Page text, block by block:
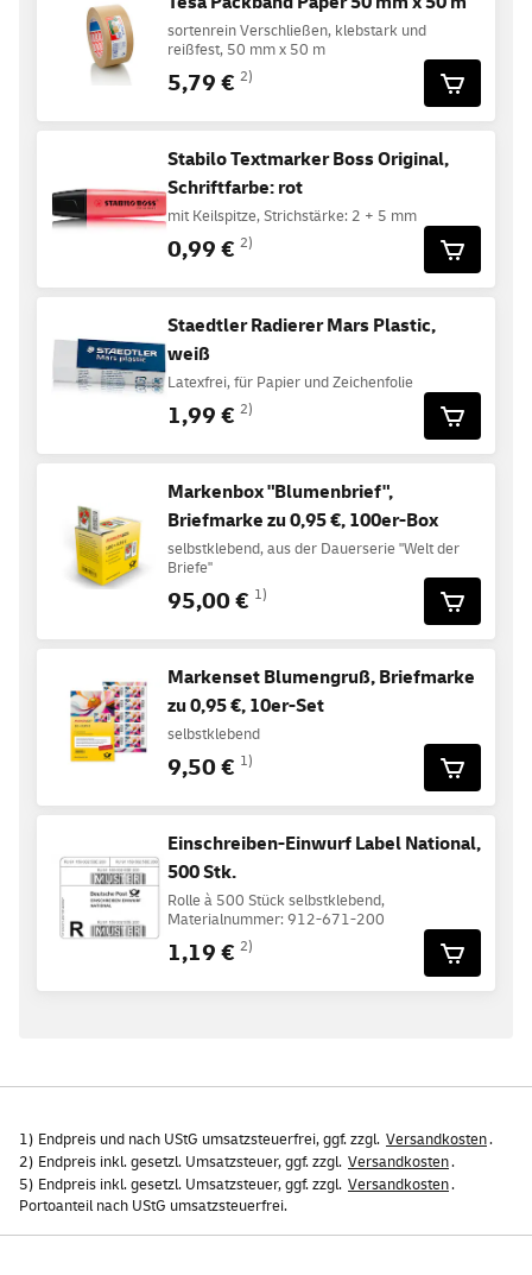
sortenrein Verschließen, klebstark und
reißfest, 50 mm x 50 m
5,79 € 2)
Stabilo Textmarker Boss Original,
Schriftfarbe: rot
mit Keilspitze, Strichstärke: 2 + 5 mm
0,99 € 2)
Staedtler Radierer Mars Plastic,
weiß
Latexfrei, für Papier und Zeichenfolie
1,99 € 2)
Markenbox "Blumenbrief",
Briefmarke zu 0,95 €, 100er-Box
selbstklebend, aus der Dauerserie "Welt der
Briefe"
95,00 € 1)
Markenset Blumengruß, Briefmarke
zu 0,95 €, 10er-Set
selbstklebend
9,50 € 1)
Einschreiben-Einwurf Label National,
500 Stk.
Rolle à 500 Stück selbstklebend,
Materialnummer: 912-671-200
1,19 € 2)
1) Endpreis und nach UStG umsatzsteuerfrei, ggf. zzgl. Versandkosten.
2) Endpreis inkl. gesetzl. Umsatzsteuer, ggf. zzgl. Versandkosten.
5) Endpreis inkl. gesetzl. Umsatzsteuer, ggf. zzgl. Versandkosten.
Portoanteil nach UStG umsatzsteuerfrei.